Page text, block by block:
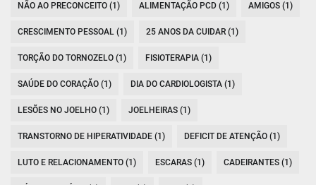
NÃO AO PRECONCEITO (1) ALIMENTAÇÃO PCD (1) AMIGOS (1)
CRESCIMENTO PESSOAL (1) 25 ANOS DA CUIDAR (1)
TORÇÃO DO TORNOZELO (1) FISIOTERAPIA (1)
SAÚDE DO CORAÇÃO (1) DIA DO CARDIOLOGISTA (1)
LESÕES NO JOELHO (1) JOELHEIRAS (1)
TRANSTORNO DE HIPERATIVIDADE (1) DEFICIT DE ATENÇÃO (1)
LUTO E RELACIONAMENTO (1) ESCARAS (1) CADEIRANTES (1)